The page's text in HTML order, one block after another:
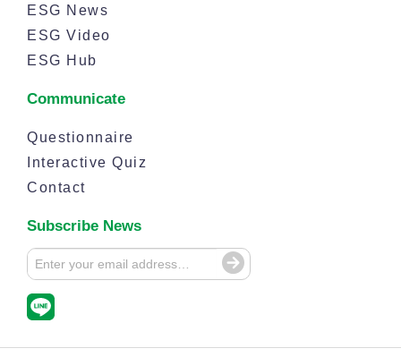
ESG News
ESG Video
ESG Hub
Communicate
Questionnaire
Interactive Quiz
Contact
Subscribe News